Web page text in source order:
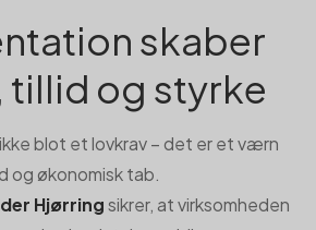
skaber
tillid og styrke
blot et lovkrav – det er et værn
og økonomisk tab.
Hjørringsikrer, at virksomheden